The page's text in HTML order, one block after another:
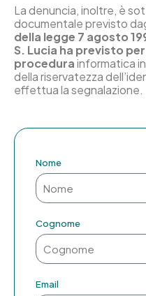
Nome
Cognome
Email
La denuncia, inoltre, è
documentale previsto
della legge 7 agosto
S. Lucia ha previsto
procedurainformatica
della riservatezza
effettua la segnalazione.